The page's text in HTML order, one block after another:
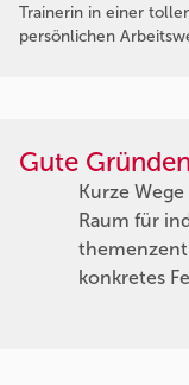
Trainerin in einer
persönlichen
Gute
Kurze
Raum für
konkretes